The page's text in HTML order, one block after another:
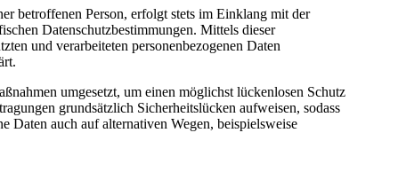
betroffenen Person, erfolgt stets im Einklang mit der
Datenschutzbestimmungen. Mittels dieser
und verarbeiteten personenbezogenen Daten
umgesetzt, um einen möglichst lückenlosen Schutz
grundsätzlich Sicherheitslücken aufweisen, sodass
Daten auch auf alternativen Wegen, beispielsweise